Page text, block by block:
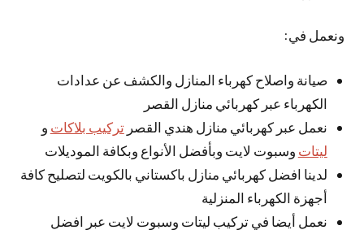
ونعمل في:
صيانة واصلاح كهرباء المنازل والكشف عن عدادات
الكهرباء عبر كهربائي منازل القصر
نعمل عبر كهربائي منازل هندي القصرتركيب بلاكات و
ليتات وسبوت لايت وبأفضل الأنواع وبكافة الموديلات
لدينا افضل كهربائي منازل باكستاني بالكويت لتصليح كافة
أجهزة الكهرباء المنزلية
نعمل أيضا في تركيب ليتات وسبوت لايت عبر افضل